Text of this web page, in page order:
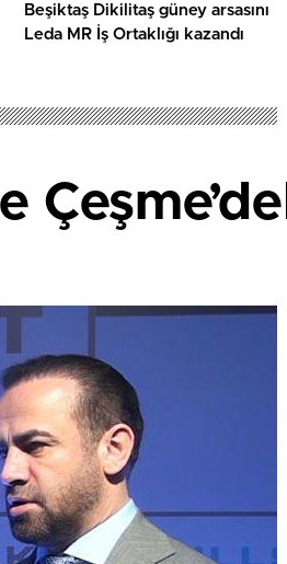
Beşiktaş Dikilitaş güney arsasını
Leda MR İş Ortaklığı kazandı